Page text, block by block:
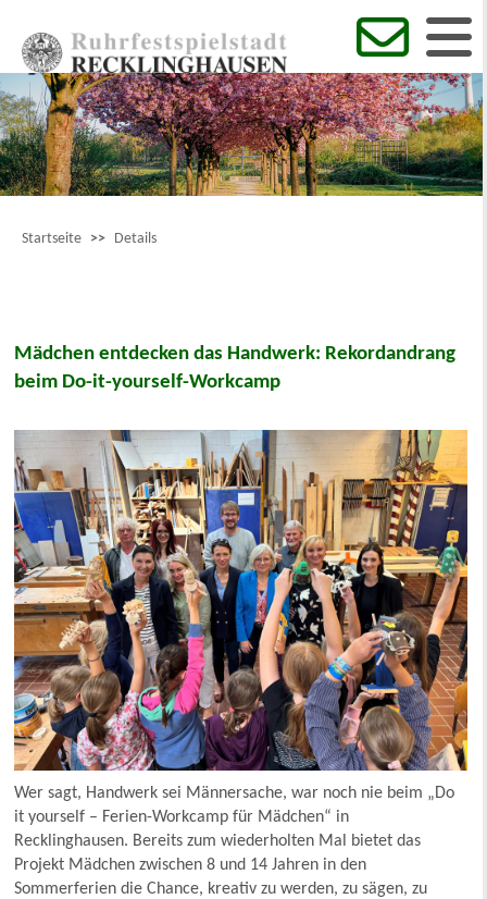
Startseite >> Details
Mädchen entdecken das Handwerk: Rekordandrang
beim Do-it-yourself-Workcamp
Wer sagt, Handwerk sei Männersache, war noch nie beim „Do
it yourself – Ferien-Workcamp für Mädchen“ in
Recklinghausen. Bereits zum wiederholten Mal bietet das
Projekt Mädchen zwischen 8 und 14 Jahren in den
Sommerferien die Chance, kreativ zu werden, zu sägen, zu